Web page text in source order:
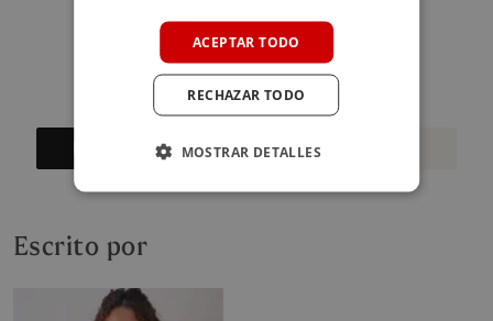
Buscar propiedades Private Office
Escrito por
POLISH
ACEPTAR TODO
RECHAZAR TODO
MOSTRAR DETALLES